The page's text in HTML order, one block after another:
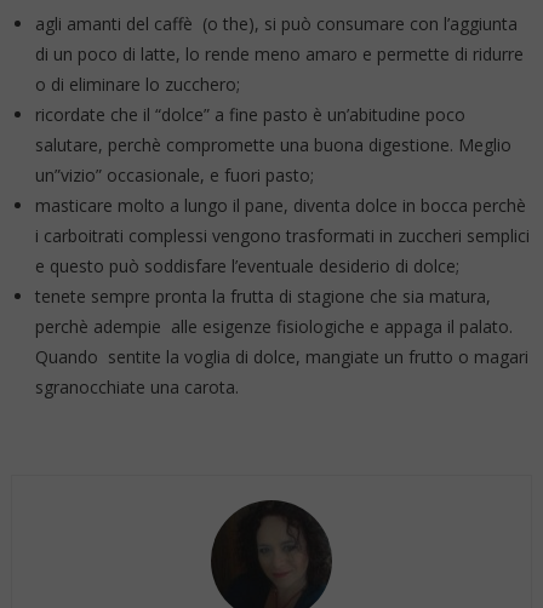
agli amanti del caffè (o the), si può consumare con l’aggiunta
di un poco di latte, lo rende meno amaro e permette di ridurre
o di eliminare lo zucchero;
ricordate che il “dolce” a fine pasto è un’abitudine poco
salutare, perchè compromette una buona digestione. Meglio
un”vizio” occasionale, e fuori pasto;
masticare molto a lungo il pane, diventa dolce in bocca perchè
i carboitrati complessi vengono trasformati in zuccheri semplici
e questo può soddisfare l’eventuale desiderio di dolce;
tenete sempre pronta la frutta di stagione che sia matura,
perchè adempie alle esigenze fisiologiche e appaga il palato.
Quando sentite la voglia di dolce, mangiate un frutto o magari
sgranocchiate una carota.